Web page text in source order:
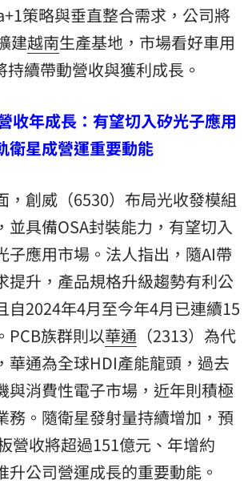
策略與垂直整合需求，公司將
建越南生產基地，市場看好車用
持續帶動營收與獲利成長。
收年成長：有望切入矽光子應用
衛星成營運重要動能
，創威（6530）布局光收發模組
並具備OSA封裝能力，有望切入
子應用市場。法人指出，隨AI帶
提升，產品規格升級趨勢有利公
自2024年4月至今年4月已連續15
PCB族群則以華通 （2313）為代
華通為全球HDI產能龍頭，過去
與消費性電子市場，近年則積極
務。隨衛星發射量持續增加，預
營收將超過151億元、年增約
升公司營運成長的重要動能。